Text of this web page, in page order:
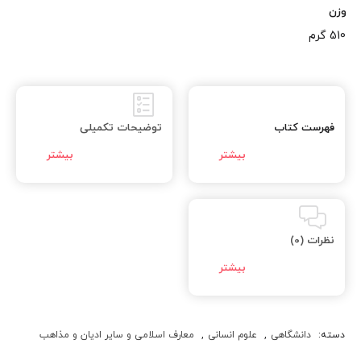
وزن
510 گرم
فهرست کتاب توضیحات تکمیلی
نظرات (0)
دسته: دانشگاهی , علوم انسانی , معارف اسلامی و سایر ادیان و مذاهب